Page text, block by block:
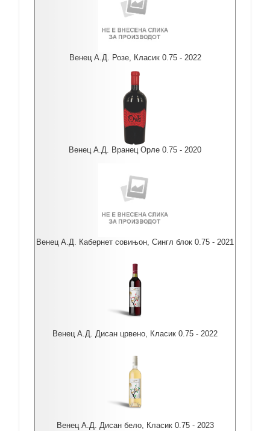
Венец А.Д. Розе, Класик 0.75 - 2022
Венец А.Д. Вранец Орле 0.75 - 2020
Венец А.Д. Кабернет совињон, Сингл блок 0.75 - 2021
Венец А.Д. Дисан црвено, Класик 0.75 - 2022
Венец А.Д. Дисан бело, Класик 0.75 - 2023